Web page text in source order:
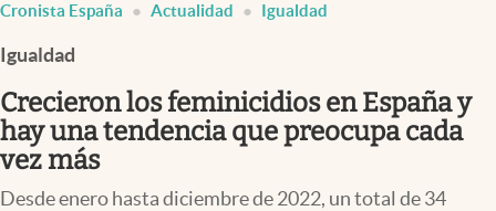
España
Cronista España Actualidad Igualdad
Igualdad
Crecieron los feminicidios en España y
hay una tendencia que preocupa cada
vez más
Desde enero hasta diciembre de 2022, un total de 34